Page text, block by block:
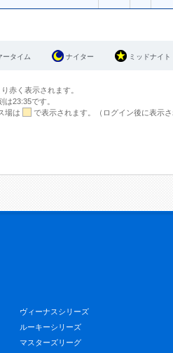
ータイム ナイター ミッドナイト
赤く表示されます。
23:35です。
場は
で表示されます。（ログイン後に表示
ヴィーナスシリーズ
ルーキーシリーズ
マスターズリーグ